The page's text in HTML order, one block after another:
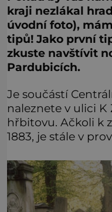
kraji nezlákal
úvodní foto),
tipů! Jako první
zkuste navštívit
Pardubicích.
Je součástí
naleznete v ulici K
hřbitovu. Ačkoli k
1883, je stále v